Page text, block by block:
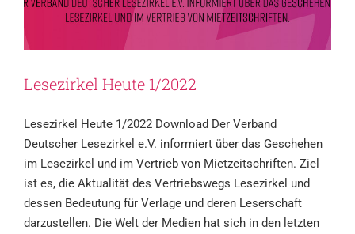
Lesezirkel Heute 1/2022
Lesezirkel Heute 1/2022 Download Der Verband
Deutscher Lesezirkel e.V. informiert über das Geschehen
im Lesezirkel und im Vertrieb von Mietzeitschriften. Ziel
ist es, die Aktualität des Vertriebswegs Lesezirkel und
dessen Bedeutung für Verlage und deren Leserschaft
darzustellen. Die Welt der Medien hat sich in den letzten